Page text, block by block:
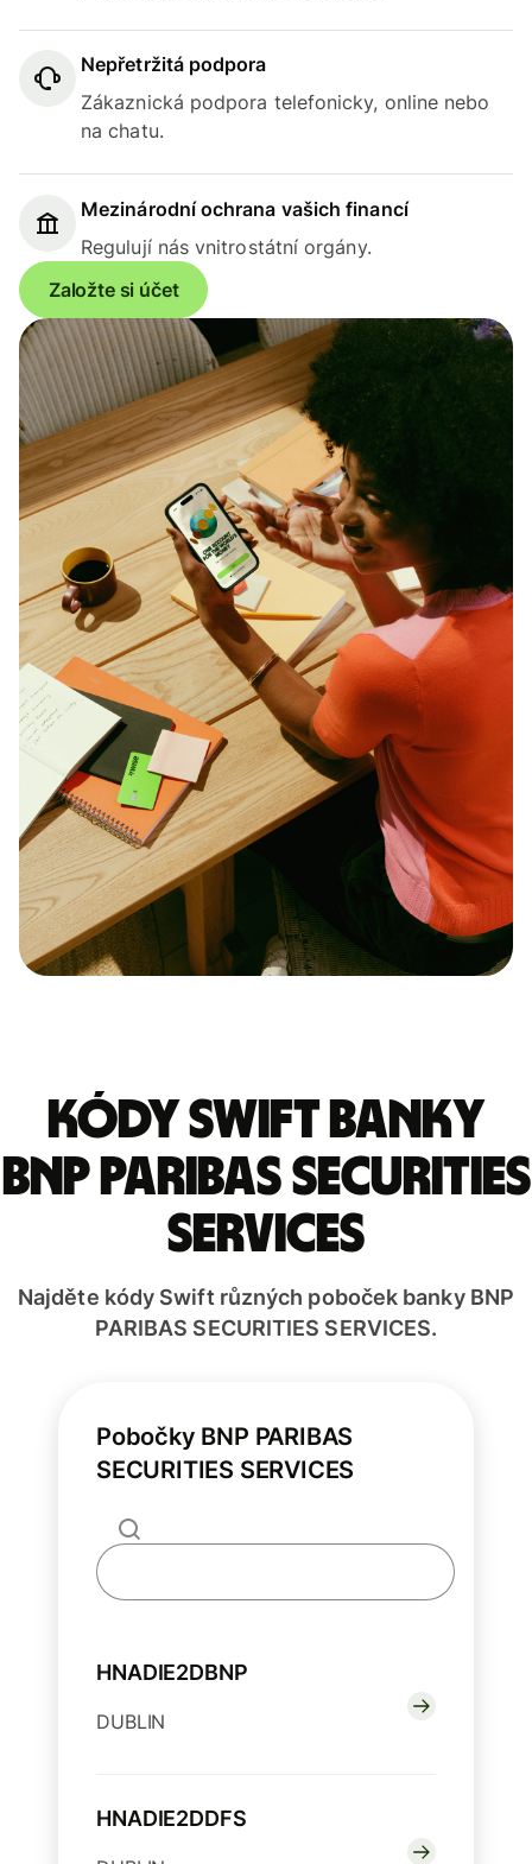
Nepřetržitá podpora
Zákaznická podpora telefonicky, online nebo
na chatu.
Mezinárodní ochrana vašich financí
Regulují nás vnitrostátní orgány.
Založte si účet
Kódy Swift banky
BNP PARIBAS SECURITIES
SERVICES
Najděte kódy Swift různých poboček banky BNP
PARIBAS SECURITIES SERVICES.
Pobočky BNP PARIBAS
SECURITIES SERVICES
HNADIE2DBNP
DUBLIN
HNADIE2DDFS